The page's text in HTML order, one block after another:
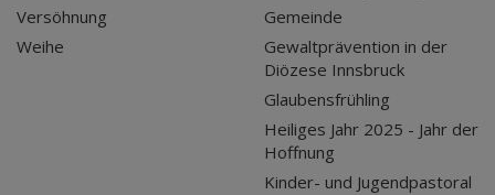
Versöhnung
Weihe
Gemeinde
Gewaltprävention in der
Diözese Innsbruck
Glaubensfrühling
Heiliges Jahr 2025 - Jahr der
Hoffnung
Kinder- und Jugendpastoral